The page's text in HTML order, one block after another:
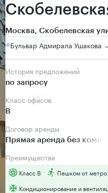
Москва, Скобелевская
Бульвар Адмирала Ушакова
История предложений
по запросу
Класс офисов
B
Договор аренды
Прямая аренда без
Преимущества
Класс B
Пешком от метро
Кондиционирование и